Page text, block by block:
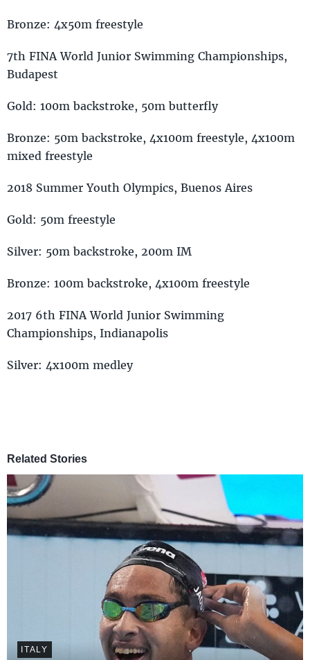
Bronze: 4x50m freestyle
7th FINA World Junior Swimming Championships,
Budapest
Gold: 100m backstroke, 50m butterfly
Bronze: 50m backstroke, 4x100m freestyle, 4x100m
mixed freestyle
2018 Summer Youth Olympics, Buenos Aires
Gold: 50m freestyle
Silver: 50m backstroke, 200m IM
Bronze: 100m backstroke, 4x100m freestyle
2017 6th FINA World Junior Swimming
Championships, Indianapolis
Silver: 4x100m medley
Related Stories
ITALY